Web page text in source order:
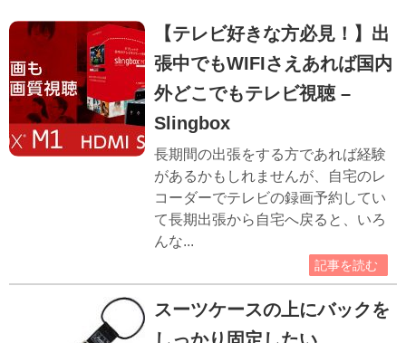
【テレビ好きな方必見！】出
張中でもWIFIさえあれば国内
外どこでもテレビ視聴 –
Slingbox
長期間の出張をする方であれば経験
があるかもしれませんが、自宅のレ
コーダーでテレビの録画予約してい
て長期出張から自宅へ戻ると、いろ
んな...
記事を読む
スーツケースの上にバックを